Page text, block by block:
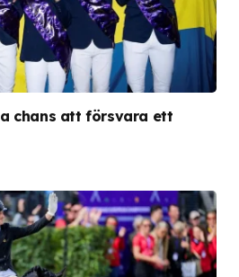
chans att försvara ett